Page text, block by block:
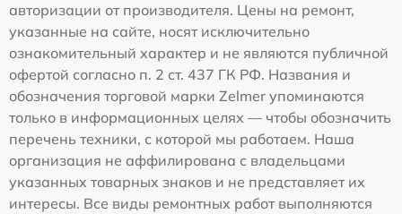
авторизации от производителя. Цены на ремонт,
указанные на сайте, носят исключительно
ознакомительный характер и не являются публичной
офертой согласно п. 2 ст. 437 ГК РФ. Названия и
обозначения торговой марки Zelmer упоминаются
только в информационных целях — чтобы обозначить
перечень техники, с которой мы работаем. Наша
организация не аффилирована с владельцами
указанных товарных знаков и не представляет их
интересы. Все виды ремонтных работ выполняются